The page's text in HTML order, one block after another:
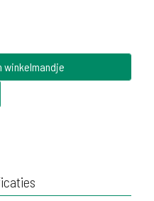
winkelmandje